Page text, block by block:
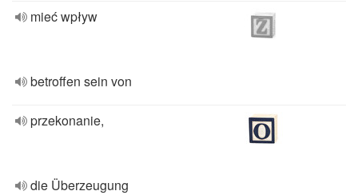
mieć wpływ
betroffen sein von
przekonanie,
die Überzeugung